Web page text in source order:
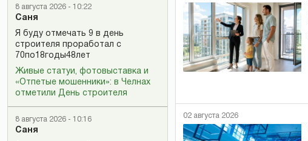
8 августа 2026 - 10:22
Саня
Я буду отмечать 9 в день
строителя проработал с
70по18годы48лет
Живые статуи, фотовыставка и
«Отпетые мошенники»: в Челнах
отметили День строителя
8 августа 2026 - 10:16
Саня
02 августа 2026